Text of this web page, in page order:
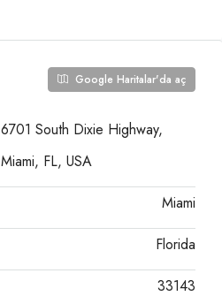
Google Haritalar'da aç
6701 South Dixie Highway,
Miami, FL, USA
Miami
Florida
33143